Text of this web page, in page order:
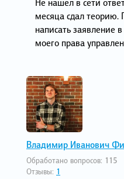
месяца сдал теорию.
написать заявление
моего права
Владимир Иванович
Обработано вопросов: 115
Отзывы: 1